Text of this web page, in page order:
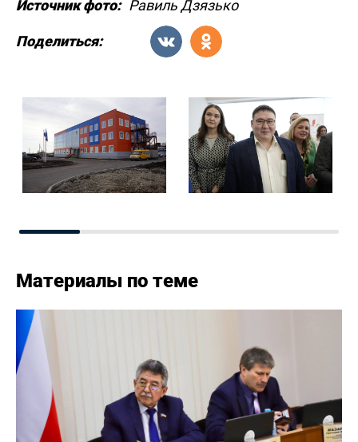
Источник фото: Равиль Дзязько
Поделиться:
Материалы по теме